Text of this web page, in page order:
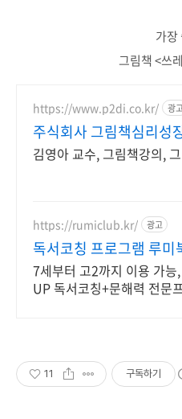
가장
그림책 <쓰
https://www.p2di.co.kr/ 광
주식회사 그림책심리성
김영아 교수, 그림책강의,
https://rumiclub.kr/ 광고
독서코칭 프로그램 루
7세부터 고2까지 이용 가
UP 독서코칭+문해력 전문
11 구독하기